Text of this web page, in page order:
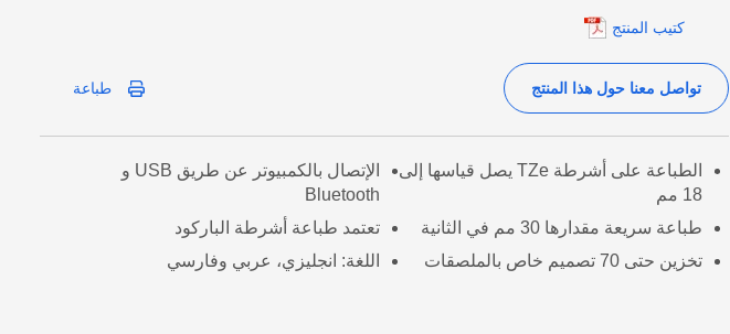
كتيب المنتج
تواصل معنا حول هذا المنتج طباعة
الطباعة على أشرطة TZe يصل قياسها إلى
18 مم
الإتصال بالكمبيوتر عن طريق USB و
Bluetooth
طباعة سريعة مقدارها 30 مم في الثانية
تعتمد طباعة أشرطة الباركود
تخزين حتى 70 تصميم خاص بالملصقات
اللغة: انجليزي، عربي وفارسي